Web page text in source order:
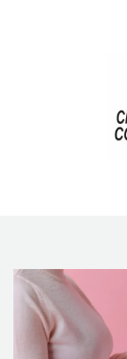
ACTUALITÉS
JURIDIQUE